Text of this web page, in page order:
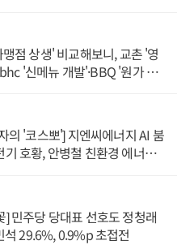
점 상생' 비교해보니, 교촌 '영
'신메뉴 개발'·BBQ '원가 부
의 '코스뽀'] 지엔씨에너지 AI 붐
기 호황, 안병철 친환경 에너지
] 민주당 당대표 선호도 정청래
석 29.6%, 0.9%p 초접전